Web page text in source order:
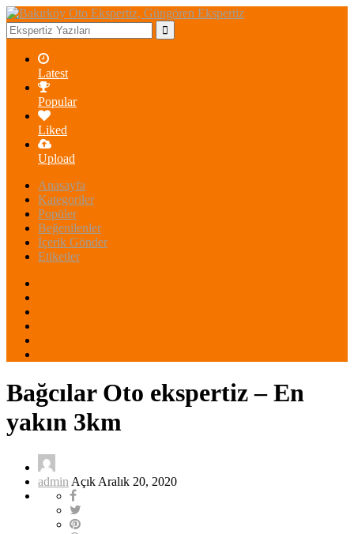
Latest
Popular
Liked
Upload
Anasayfa
Kategoriler
Popüler
Beğenilenler
İçerik Gönder
Etiketler
Bağcılar Oto ekspertiz – En
yakın 3km
admin Açık Aralık 20, 2020